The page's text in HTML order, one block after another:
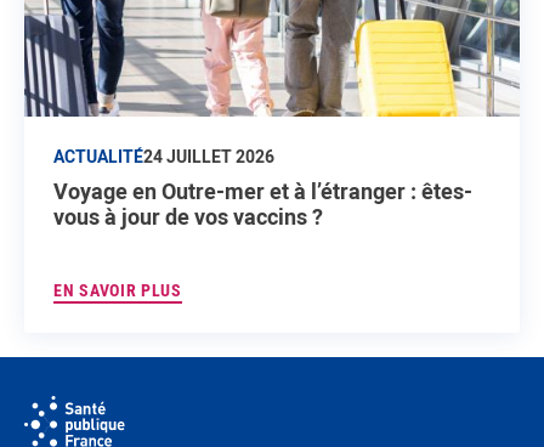
ACTUALITÉ24 JUILLET 2026
Voyage en Outre-mer et à l’étranger : êtes-
vous à jour de vos vaccins ?
EN SAVOIR PLUS